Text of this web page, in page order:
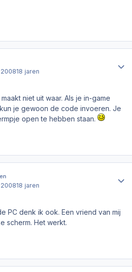
200818 jaren
niet uit waar. Als je in-game
je gewoon de code invoeren. Je
open te hebben staan.
200818 jaren
PC denk ik ook. Een vriend van mij
scherm. Het werkt.